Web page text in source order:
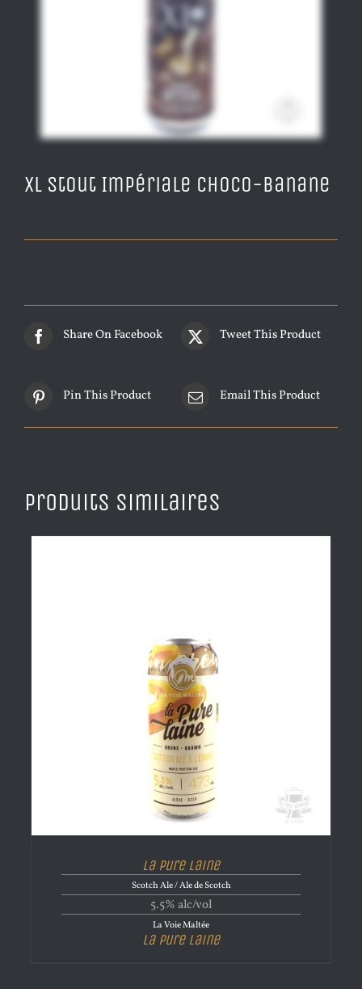
XL Stout Impériale Choco-Banane
Share On Facebook Tweet This Product
Pin This Product Email This Product
Produits similaires
La Pure Laine
Scotch Ale / Ale de Scotch
5.5% alc/vol
La Voie Maltée
La Pure Laine